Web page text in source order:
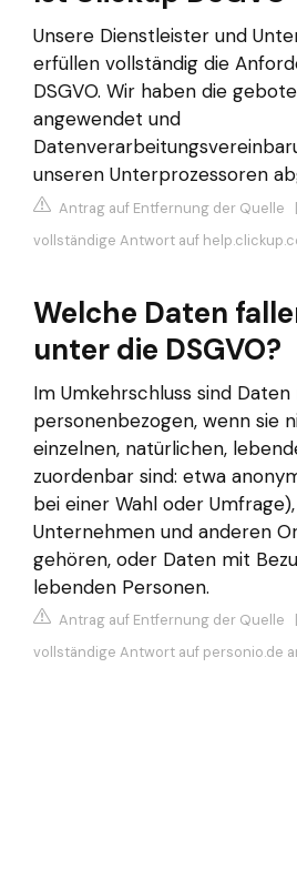
Unsere Dienstleister und
erfüllen vollständig die
DSGVO. Wir haben die
angewendet und
unseren Unterprozessoren
Antrag auf Entfernung der Quelle
vollständige Antwort auf
Welche Daten
unter die DSGVO?
Im Umkehrschluss sind
personenbezogen, wenn sie
einzelnen, natürlichen,
zuordenbar sind: etwa
bei einer Wahl oder
Unternehmen und anderen
gehören, oder Daten mit
lebenden Personen.
Antrag auf Entfernung der Quelle
vollständige Antwort auf personio.de